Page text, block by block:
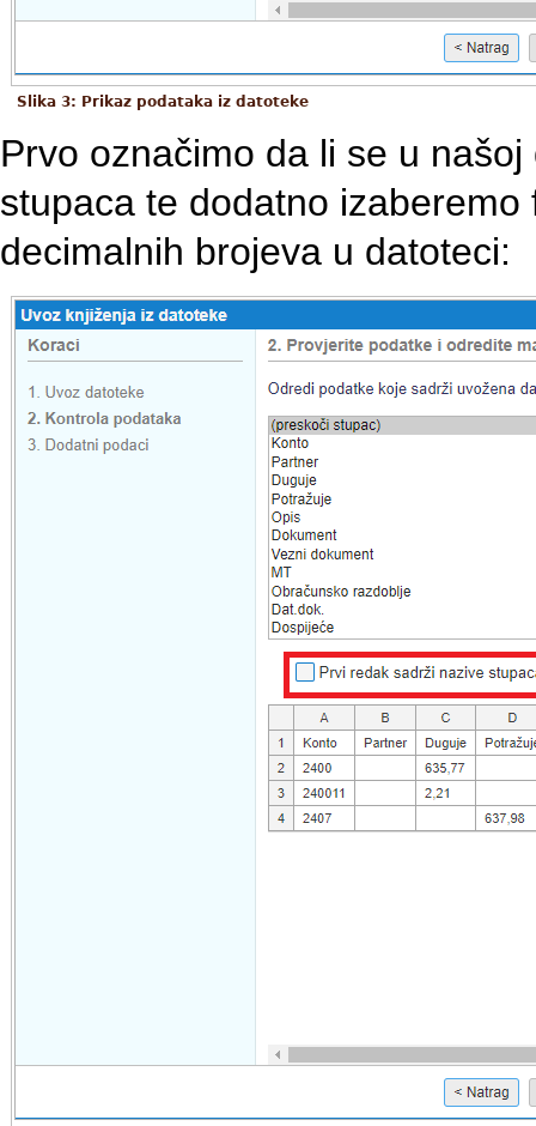
Slika 3: Prikaz podataka iz datoteke
Prvo označimo da li se u
stupaca te dodatno
decimalnih brojeva u datoteci: